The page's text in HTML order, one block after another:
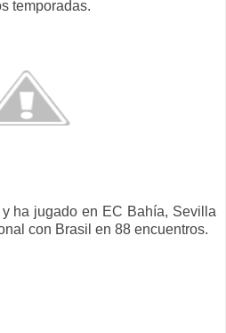
temporadas.
ha jugado en EC Bahía, Sevilla
con Brasil en 88 encuentros.